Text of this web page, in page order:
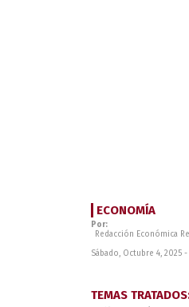
ECONOMÍA
Por:
Redacción Económica
Sábado, Octubre 4, 2025 -
TEMAS